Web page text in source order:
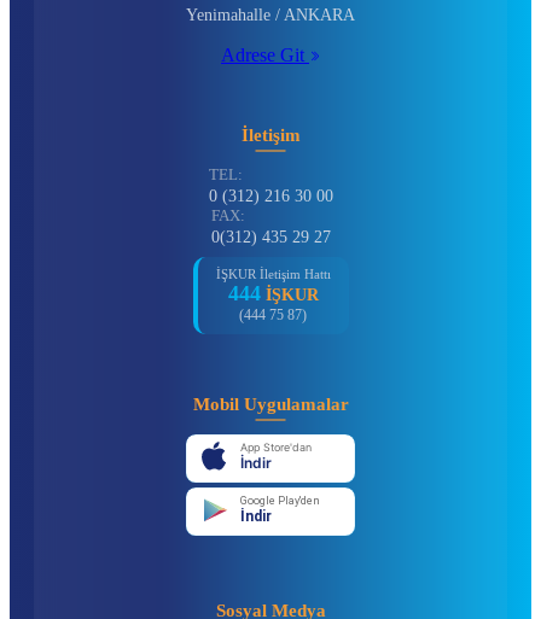
Yenimahalle / ANKARA
Adrese Git
İletişim
TEL:
0 (312) 216 30 00
FAX:
0(312) 435 29 27
İŞKUR İletişim Hattı
444 İŞKUR
(444 75 87)
Mobil Uygulamalar
App Store'dan
İndir
Google Play'den
İndir
Sosyal Medya